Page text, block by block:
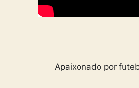
Apaixonado por